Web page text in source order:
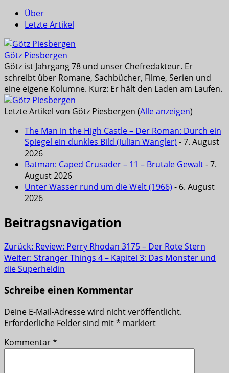
Über
Letzte Artikel
Götz Piesbergen
Götz ist Jahrgang 78 und unser Chefredakteur. Er
schreibt über Romane, Sachbücher, Filme, Serien und
eine eigene Kolumne. Kurz: Er hält den Laden am Laufen.
Letzte Artikel von Götz Piesbergen (Alle anzeigen)
The Man in the High Castle – Der Roman: Durch ein
Spiegel ein dunkles Bild (Julian Wangler) - 7. August
2026
Batman: Caped Crusader – 11 – Brutale Gewalt- 7.
August 2026
Unter Wasser rund um die Welt (1966) - 6. August
2026
Beitragsnavigation
Zurück: Review: Perry Rhodan 3175 – Der Rote Stern
Weiter: Stranger Things 4 – Kapitel 3: Das Monster und
die Superheldin
Schreibe einen Kommentar
Deine E-Mail-Adresse wird nicht veröffentlicht.
Erforderliche Felder sind mit* markiert
Kommentar*